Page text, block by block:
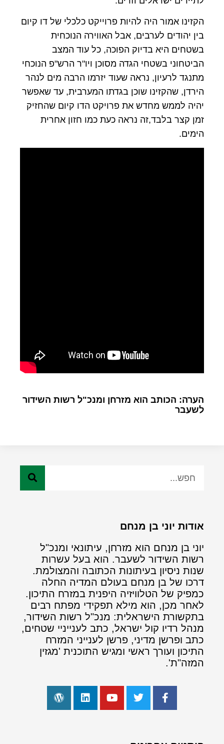
הקזינו אמור היה להיות פרוייקט כלכלי של דו קיום
בין יהודים לערבים, אבל האווירה הנוכחית
בשטחים היא בדיוק הפוכה, כל עוד המצב
הביטחוני בשטחי הגדה מסוכן ויו"ר הרש"פ הנוכחי
מתנגד לרעיון, נראה שעוד יזרמו הרבה מים לנהר
הירדן, שהקזינו שוכן בגדתו המערבית, עד שאפשר
יהיה לממש מחדש את פרויקט הדו קיום שהחזיק
זמן קצר בלבד,זה נראה כעת כמו חזון אחרית
הימים.
הערה: הכותב הוא מזרחן ומנכ"ל רשות השידור
לשעבר
אודות יוני בן מנחם
יוני בן מנחם הוא מזרחן, עיתונאי ומנכ"ל
רשות השידור לשעבר. הוא בעל עשרות
שנות ניסיון בעיתונות הכתובה והמצולמת.
דרכו של בן מנחם בעולם המדיה החלה
כמפיק של הטלוויזיה היפנית במזרח התיכון.
לאחר מכן, הוא מילא תפקידי מפתח רבים
בתקשורת הישראלית: מנכ"ל רשות השידור,
מנהל רדיו קול ישראל, כתב לענייניי שטחים,
כתב ופרשן מדיני, פרשן לענייני המזרח
התיכון ועורך ראשי ומגיש התוכנית 'מגזין
המזה"ת'.